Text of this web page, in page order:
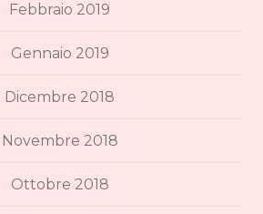
Febbraio 2019
Gennaio 2019
Dicembre 2018
Novembre 2018
Ottobre 2018